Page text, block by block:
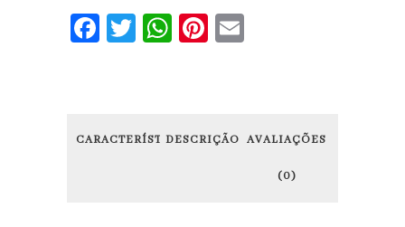
Facebook
Twitter
WhatsApp
Pinterest
CARACTERÍSTICASDESCRIÇÃO AVALIAÇÕES
(0)